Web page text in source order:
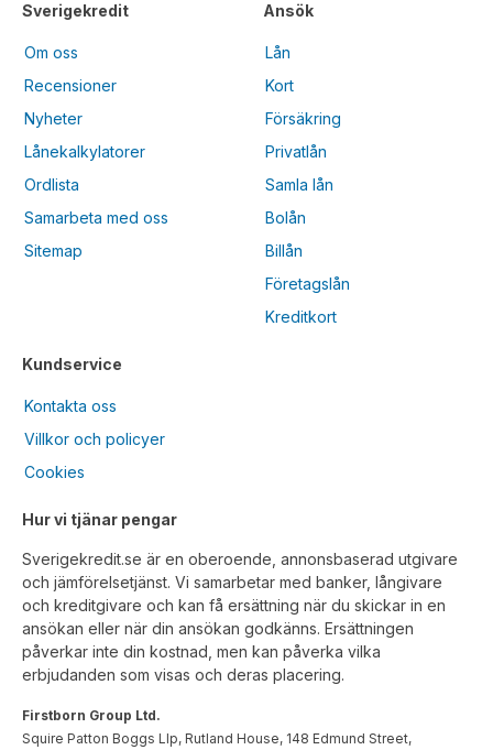
Sverigekredit
Om oss
Recensioner
Nyheter
Lånekalkylatorer
Ordlista
Samarbeta med oss
Sitemap
Kundservice
Kontakta oss
Villkor och policyer
Cookies
Ansök
Lån
Kort
Försäkring
Privatlån
Samla lån
Bolån
Billån
Företagslån
Kreditkort
Hur vi tjänar pengar
Sverigekredit.se är en oberoende, annonsbaserad utgivare
och jämförelsetjänst. Vi samarbetar med banker, långivare
och kreditgivare och kan få ersättning när du skickar in en
ansökan eller när din ansökan godkänns. Ersättningen
påverkar inte din kostnad, men kan påverka vilka
erbjudanden som visas och deras placering.
Firstborn Group Ltd.
Squire Patton Boggs Llp, Rutland House, 148 Edmund Street,